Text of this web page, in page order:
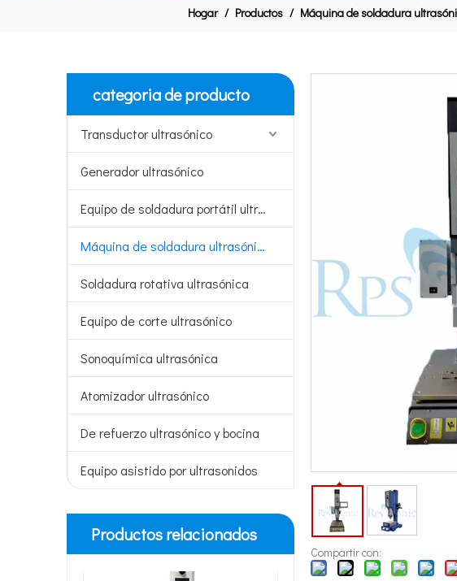
Hogar / Productos / Máquina de soldadura
categoria de producto
Transductor ultrasónico
Generador ultrasónico
Equipo de soldadura portátil ultrasónico
Máquina de soldadura ultrasónica
Soldadura rotativa ultrasónica
Equipo de corte ultrasónico
Sonoquímica ultrasónica
Atomizador ultrasónico
De refuerzo ultrasónico y bocina
Equipo asistido por ultrasonidos
Productos relacionados
Compartir con: